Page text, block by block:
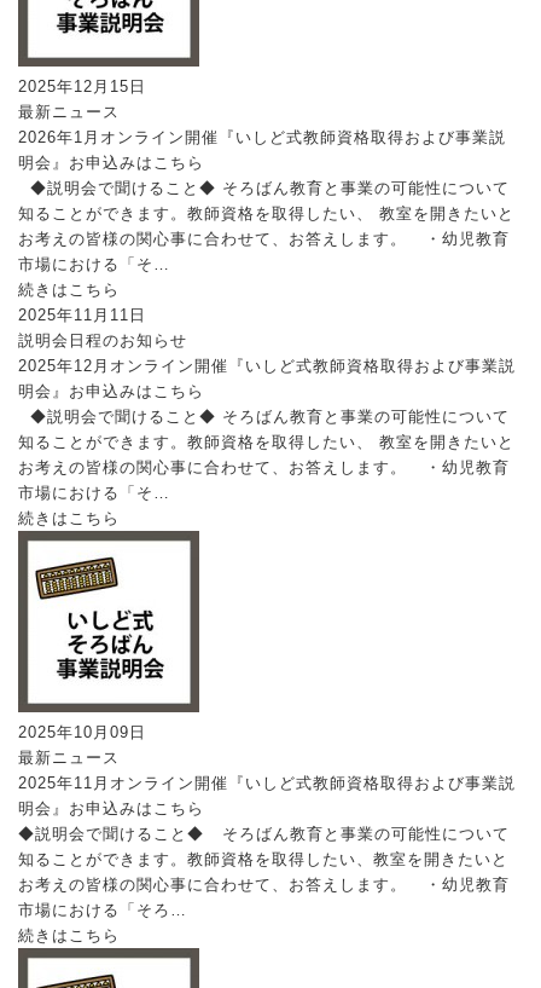
2025年12月15日
最新ニュース
2026年1月オンライン開催『いしど式教師資格取得および事業説
明会』お申込みはこちら
◆説明会で聞けること◆ そろばん教育と事業の可能性について
知ることができます。教師資格を取得したい、 教室を開きたいと
お考えの皆様の関心事に合わせて、お答えします。 ・幼児教育
市場における「そ…
続きはこちら
2025年11月11日
説明会日程のお知らせ
2025年12月オンライン開催『いしど式教師資格取得および事業説
明会』お申込みはこちら
◆説明会で聞けること◆ そろばん教育と事業の可能性について
知ることができます。教師資格を取得したい、 教室を開きたいと
お考えの皆様の関心事に合わせて、お答えします。 ・幼児教育
市場における「そ…
続きはこちら
2025年10月09日
最新ニュース
2025年11月オンライン開催『いしど式教師資格取得および事業説
明会』お申込みはこちら
◆説明会で聞けること◆ そろばん教育と事業の可能性について
知ることができます。教師資格を取得したい、教室を開きたいと
お考えの皆様の関心事に合わせて、お答えします。 ・幼児教育
市場における「そろ…
続きはこちら